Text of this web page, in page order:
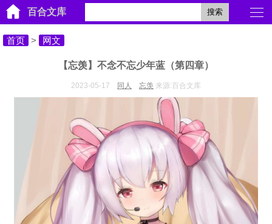
百合文库 搜索
首页 > 网文
【忘羡】不念不忘少年蓝（第四章）
2023-05-17 同人 忘羡 来源:百合文库